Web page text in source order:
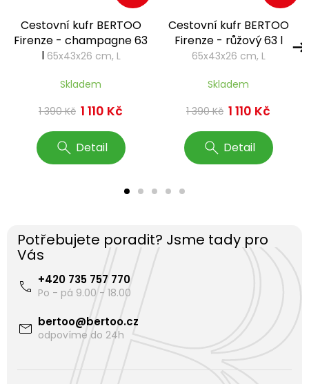
Cestovní kufr BERTOO
Firenze - champagne 63
l 65x43x26 cm, L
Skladem
1 390 Kč 1 110 Kč
Detail
Cestovní kufr BERTOO
Firenze - růžový 63 l
65x43x26 cm, L
Skladem
1 390 Kč 1 110 Kč
Detail
Potřebujete poradit? Jsme tady pro
Vás
bertoo@bertoo.cz
+420 735 757 770